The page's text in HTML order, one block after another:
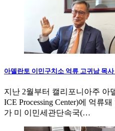
아델란토 이민구치소 억류 고귀남 목
지난 2월부터 캘리포니아주 아
ICE Processing Center)에 억류
가 미 이민세관단속국(…